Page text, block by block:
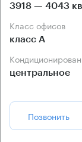
3918 — 4043
Класс офисов
класс А
центральное
Позвонить